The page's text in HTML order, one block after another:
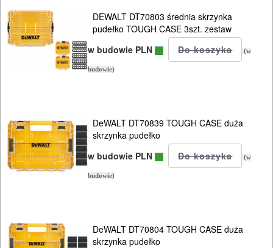
NARZĘDZIA
BUDOWLANE
I
ELEKTRY..
MASZYNKI
URZĄDZENIA
BUDOWLANE
BRUKARSKIE
DEWALT DT70803 średnia skrzynka
pudełko TOUGH CASE 3szt. zestaw
w budowie PLN
(w
budowie)
DeWALT DT70839 TOUGH CASE duża
skrzynka pudełko
w budowie PLN
(w
budowie)
DeWALT DT70804 TOUGH CASE duża
skrzynka pudełko